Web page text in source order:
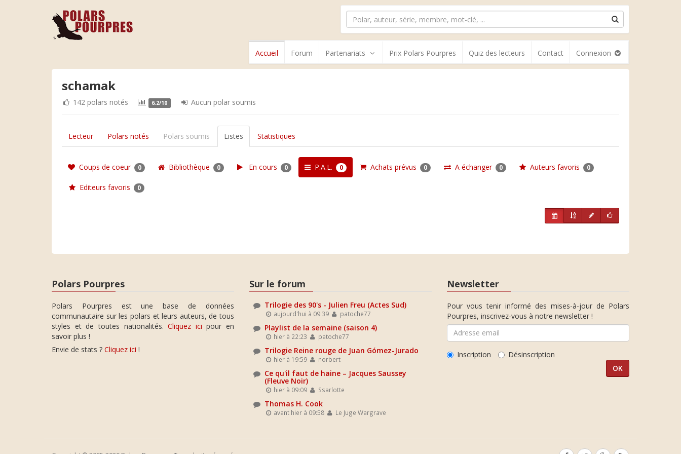
Accueil Forum Partenariats Prix Polars Pourpres Quiz des lecteurs Contact Connexion
schamak
142 polars notés 6.2/10 Aucun polar soumis
Lecteur Polars notés Polars soumis Listes Statistiques
Coups de coeur 0 Bibliothèque 0 En cours 0 P.A.L. 0 Achats prévus 0 A échanger 0 Auteurs favoris 0
Editeurs favoris 0
Polars Pourpres
Polars Pourpres est une base de données
communautaire sur les polars et leurs auteurs, de tous
styles et de toutes nationalités.Cliquez ici pour en
savoir plus !
Envie de stats ? Cliquez ici !
Sur le forum
Trilogie des 90's - Julien Freu (Actes Sud)
aujourd'hui à 09:39 patoche77
Playlist de la semaine (saison 4)
hier à 22:23 patoche77
Trilogie Reine rouge de Juan Gómez-Jurado
hier à 19:59 norbert
Ce qu'il faut de haine – Jacques Saussey
(Fleuve Noir)
hier à 09:09 Ssarlotte
Thomas H. Cook
avant hier à 09:58 Le Juge Wargrave
Newsletter
Pour vous tenir informé des mises-à-jour de Polars
Pourpres, inscrivez-vous à notre newsletter !
Inscription Désinscription